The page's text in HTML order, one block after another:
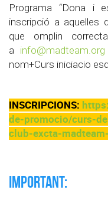
Programa “Dona i
inscripció a aquelles
que omplin
a info@madteam.org
nom+Curs iniciacio
INSCRIPCIONS:
de-promocio/curs-
club-excta-
IMPORTANT: